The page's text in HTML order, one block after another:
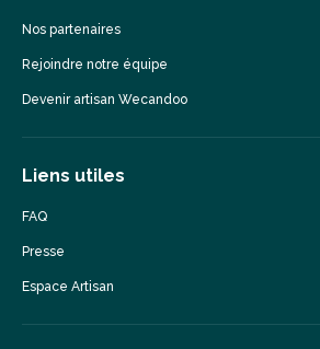
Nos partenaires
Rejoindre notre équipe
Devenir artisan Wecandoo
Liens utiles
FAQ
Presse
Espace Artisan